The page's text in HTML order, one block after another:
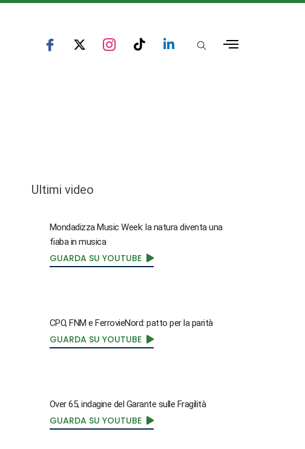
Ultimi video
Mondadizza Music Week: la natura diventa una
fiaba in musica
GUARDA SU YOUTUBE
CPO, FNM e FerrovieNord: patto per la parità
GUARDA SU YOUTUBE
Over 65, indagine del Garante sulle Fragilità
GUARDA SU YOUTUBE